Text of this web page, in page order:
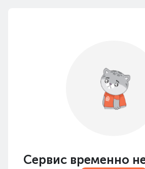
Сервис временно